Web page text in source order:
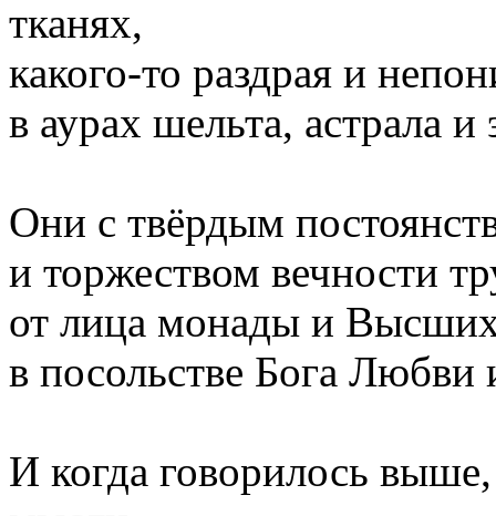
тканях,
какого-то раздрая и
в аурах шельта, астрала и
Они с твёрдым
и торжеством вечности
от лица монады и
в посольстве Бога
И когда говорилось